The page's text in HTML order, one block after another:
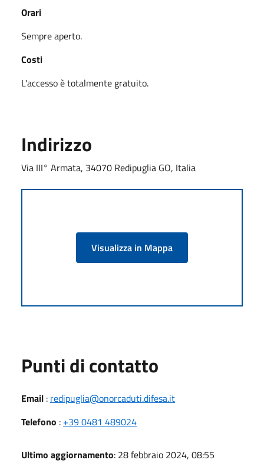
Orari
Sempre aperto.
Costi
L'accesso è totalmente gratuito.
Indirizzo
Via III° Armata, 34070 Redipuglia GO, Italia
Visualizza in Mappa
Punti di contatto
Email : redipuglia@onorcaduti.difesa.it
Telefono : +39 0481 489024
Ultimo aggiornamento: 28 febbraio 2024, 08:55